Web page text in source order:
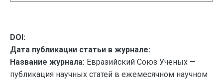
DOI:
Дата публикации статьи в журнале:
Название журнала: Евразийский Союз Ученых —
публикация научных статей в ежемесячном научном